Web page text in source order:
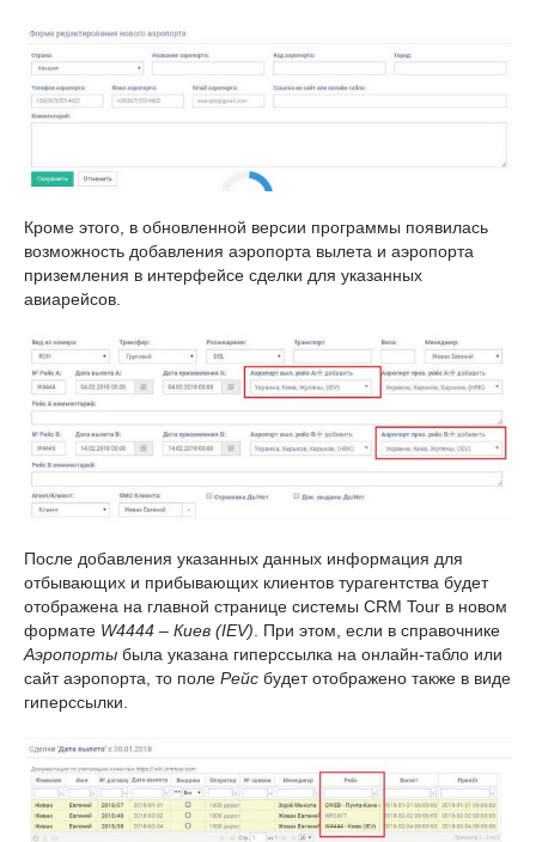
Кроме этого, в обновленной версии программы появилась
возможность добавления аэропорта вылета и аэропорта
приземления в интерфейсе сделки для указанных
авиарейсов.
После добавления указанных данных информация для
отбывающих и прибывающих клиентов турагентства будет
отображена на главной странице системы CRM Tour в новом
формате W4444 – Киев (IEV). При этом, если в справочнике
Аэропорты была указана гиперссылка на онлайн-табло или
сайт аэропорта, то поле Рейс будет отображено также в виде
гиперссылки.